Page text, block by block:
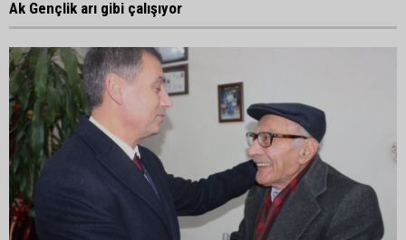
Ak Gençlik arı gibi çalışıyor